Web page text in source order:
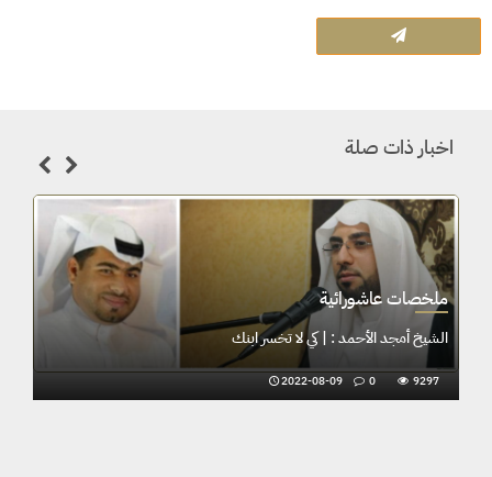
اخبار ذات صلة
ملخصات عاشورائية
الشيخ أمجد الأحمد : | كي لا تخسر ابنك
2022-08-09 0 9297